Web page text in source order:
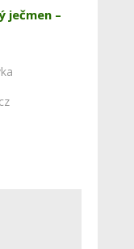
ječmen –